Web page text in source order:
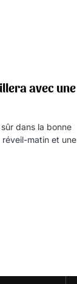
avec une
dans la bonne
réveil-matin et une